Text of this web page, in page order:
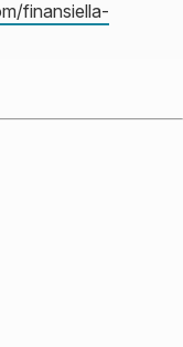
finansiella-